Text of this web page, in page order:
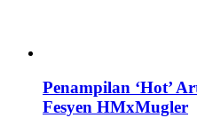
Penampilan ‘Hot’
Fesyen HMxMugler